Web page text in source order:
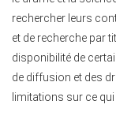
rechercher leurs
et de recherche par
disponibilité de
de diffusion et des
limitations sur ce